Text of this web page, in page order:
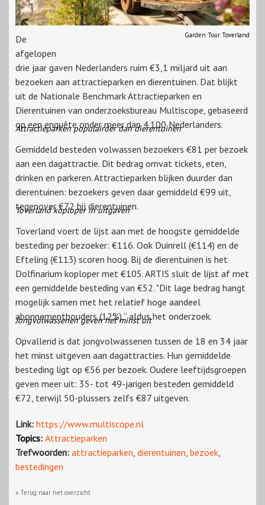
Garden Tour Toverland
De
afgelopen
drie jaar gaven Nederlanders ruim €3,1 miljard uit aan
bezoeken aan attractieparken en dierentuinen. Dat blijkt
uit de Nationale Benchmark Attractieparken en
Dierentuinen van onderzoeksbureau Multiscope, gebaseerd
op een enquête onder meer dan 4.100 Nederlanders.
Attractieparken populairder dan dierentuinen
Gemiddeld besteden volwassen bezoekers €81 per bezoek
aan een dagattractie. Dit bedrag omvat tickets, eten,
drinken en parkeren. Attractieparken blijken duurder dan
dierentuinen: bezoekers geven daar gemiddeld €99 uit,
tegenover €72 bij dierentuinen.
Toverland koploper in uitgaven
Toverland voert de lijst aan met de hoogste gemiddelde
besteding per bezoeker: €116. Ook Duinrell (€114) en de
Efteling (€113) scoren hoog. Bij de dierentuinen is het
Dolfinarium koploper met €105. ARTIS sluit de lijst af met
een gemiddelde besteding van €52. "Dit lage bedrag hangt
mogelijk samen met het relatief hoge aandeel
abonnementhouders (12%),” aldus het onderzoek.
Jongvolwassenen geven het minst uit
Opvallend is dat jongvolwassenen tussen de 18 en 34 jaar
het minst uitgeven aan dagattracties. Hun gemiddelde
besteding ligt op €56 per bezoek. Oudere leeftijdsgroepen
geven meer uit: 35- tot 49-jarigen besteden gemiddeld
€72, terwijl 50-plussers zelfs €87 uitgeven.
Link: https://www.multiscope.nl
Topics: Attractieparken
Trefwoorden: attractieparken, dierentuinen, bezoek,
bestedingen
« Terug naar het overzicht